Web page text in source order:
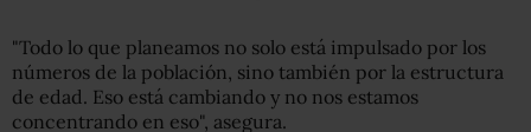
"Todo lo que planeamos no solo está impulsado por los
números de la población, sino también por la estructura
de edad. Eso está cambiando y no nos estamos
concentrando en eso", asegura.